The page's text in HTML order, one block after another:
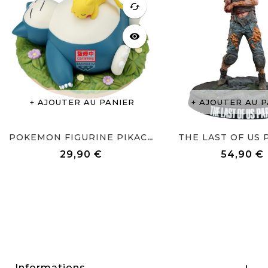
AJOUTER AU PANIER
cached
visibility
POKEMON FIGURINE PIKACHU &...
29,90 €
AJOUTER AU
THE LAST OF US
54,90 €